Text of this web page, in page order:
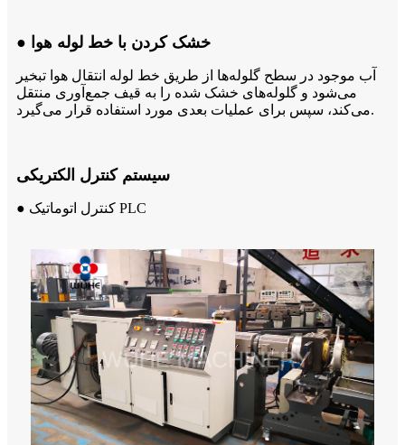
● خشک کردن با خط لوله هوا
آب موجود در سطح گلوله‌ها از طریق خط لوله انتقال هوا تبخیر
می‌شود و گلوله‌های خشک شده را به قیف جمع‌آوری منتقل
می‌کند، سپس برای عملیات بعدی مورد استفاده قرار می‌گیرد.
سیستم کنترل الکتریکی
● کنترل اتوماتیک PLC